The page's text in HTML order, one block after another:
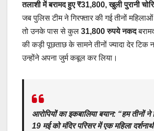
तलाशी में बरामद हुए ₹31,800, खुली पुरानी
जब पुलिस टीम ने गिरफ्तार की गई तीनों
तो उनके पास से कुल 31,800 रुपये नकद
की कड़ी पूछताछ के सामने तीनों ज्यादा देर टिक
उन्होंने अपना जुर्म कबूल कर लिया।
आरोपियों का इकबालिया बयान: “हम तीनों ने
19 मई को मंदिर परिसर में एक महिला